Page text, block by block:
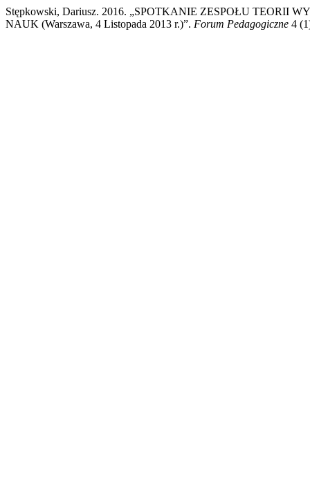
Stępkowski, Dariusz. 2016. „SPOTKANIE ZESPOŁU TEORII
NAUK (Warszawa, 4 Listopada 2013 r.)”. Forum Pedagogiczne 4